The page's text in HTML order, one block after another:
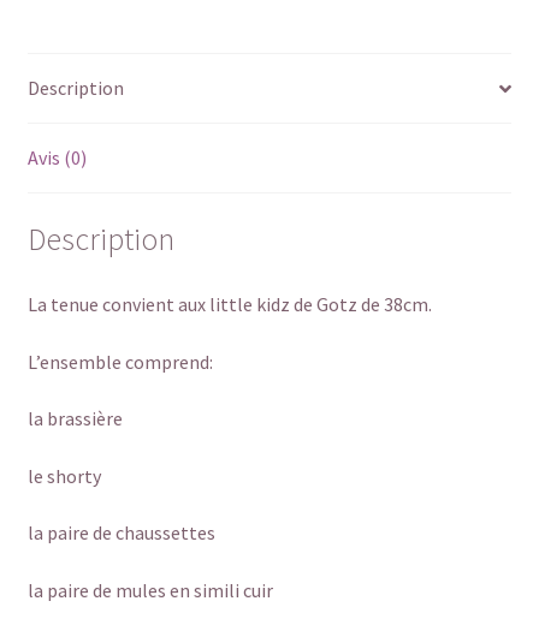
Description
Avis (0)
Description
La tenue convient aux little kidz de Gotz de 38cm.
L’ensemble comprend:
la brassière
le shorty
la paire de chaussettes
la paire de mules en simili cuir